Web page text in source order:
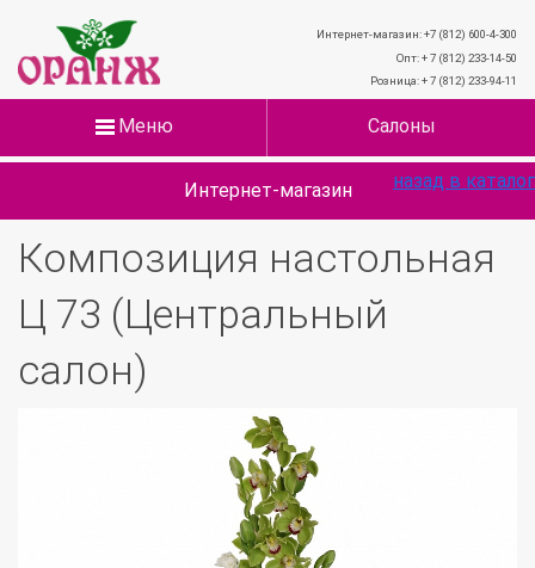
Интернет-магазин: +7 (812) 600-4-300
Опт: + 7 (812) 233-14-50
Розница: + 7 (812) 233-94-11
Меню Салоны
Интернет-магазин
Композиция настольная
Ц 73 (Центральный
салон)
назад в каталог